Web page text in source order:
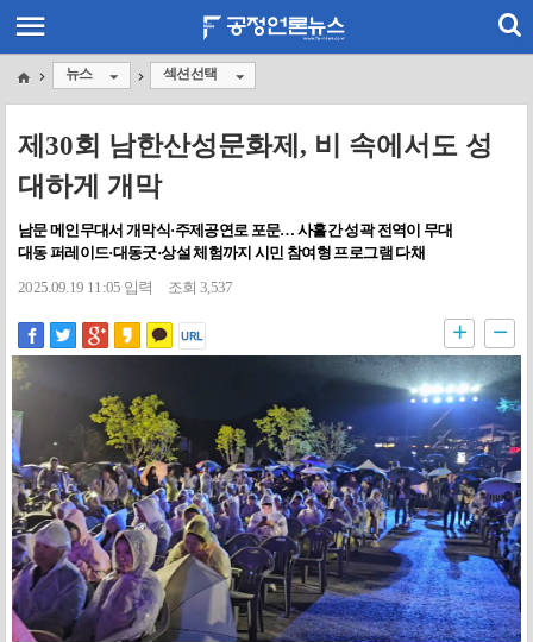
뉴스 섹션선택
제30회 남한산성문화제, 비 속에서도 성
대하게 개막
남문 메인무대서 개막식·주제공연로 포문… 사흘간 성곽 전역이 무대
대동 퍼레이드·대동굿·상설 체험까지 시민 참여형 프로그램 다채
2025.09.19 11:05 입력
조회 3,537